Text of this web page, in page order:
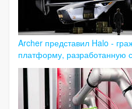
Archer представил Halo -
платформу, разработанную